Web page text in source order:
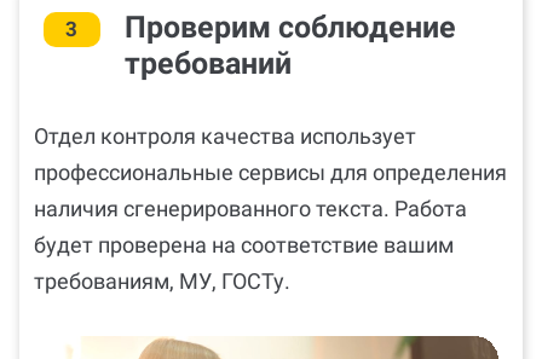
3
Проверим соблюдение
требований
Отдел контроля качества использует
профессиональные сервисы для определения
наличия сгенерированного текста. Работа
будет проверена на соответствие вашим
требованиям, МУ, ГОСТу.